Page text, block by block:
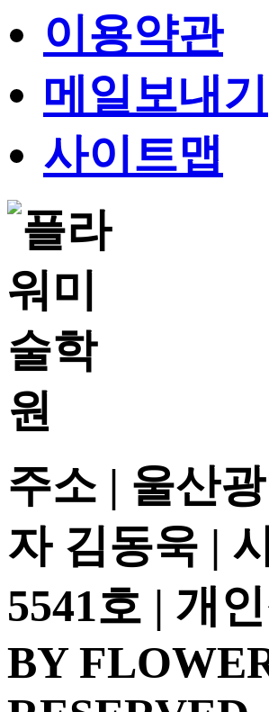
이용약관
메일보내기
사이트맵
주소 | 울산
자 김동욱 |
5541호 | 개
BY